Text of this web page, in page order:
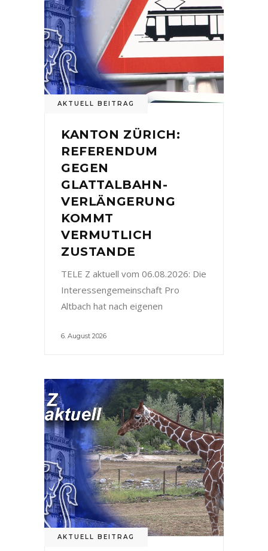
AKTUELL BEITRAG
KANTON ZÜRICH:
REFERENDUM
GEGEN
GLATTALBAHN-
VERLÄNGERUNG
KOMMT
VERMUTLICH
ZUSTANDE
TELE Z aktuell vom 06.08.2026: Die
Interessengemeinschaft Pro
Altbach hat nach eigenen
6. August 2026
AKTUELL BEITRAG